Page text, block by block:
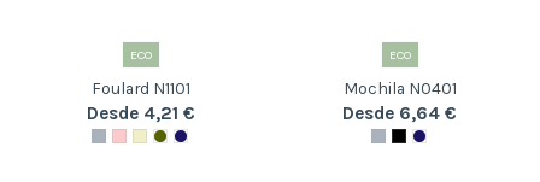
ECO
Foulard N1101
Desde 4,21 €
ECO
Mochila N0401
Desde 6,64 €